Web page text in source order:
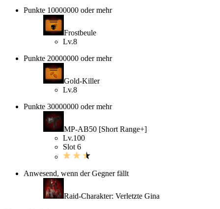
Punkte 10000000 oder mehr
Frostbeule
Lv.8
Punkte 20000000 oder mehr
Gold-Killer
Lv.8
Punkte 30000000 oder mehr
MP-AB50 [Short Range+]
Lv.100
Slot 6
Anwesend, wenn der Gegner fällt
Raid-Charakter: Verletzte Gina